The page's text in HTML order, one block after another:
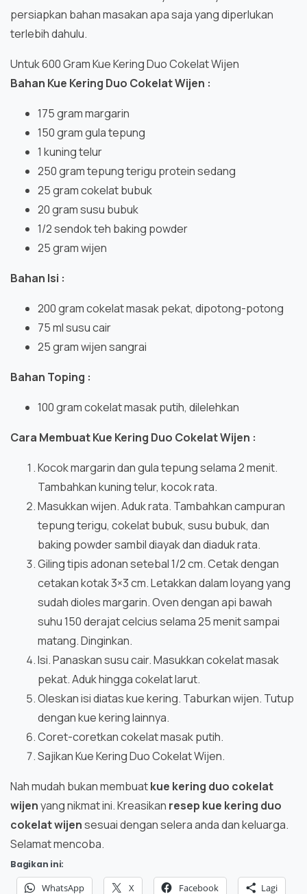
persiapkan bahan masakan apa saja yang diperlukan
terlebih dahulu.
Untuk 600 Gram Kue Kering Duo Cokelat Wijen
Bahan Kue Kering Duo Cokelat Wijen :
175 gram margarin
150 gram gula tepung
1 kuning telur
250 gram tepung terigu protein sedang
25 gram cokelat bubuk
20 gram susu bubuk
1/2 sendok teh baking powder
25 gram wijen
Bahan Isi :
200 gram cokelat masak pekat, dipotong-potong
75 ml susu cair
25 gram wijen sangrai
Bahan Toping :
100 gram cokelat masak putih, dilelehkan
Cara Membuat Kue Kering Duo Cokelat Wijen :
Kocok margarin dan gula tepung selama 2 menit.
Tambahkan kuning telur, kocok rata.
Masukkan wijen. Aduk rata. Tambahkan campuran
tepung terigu, cokelat bubuk, susu bubuk, dan
baking powder sambil diayak dan diaduk rata.
Giling tipis adonan setebal 1/2 cm. Cetak dengan
cetakan kotak 3×3 cm. Letakkan dalam loyang yang
sudah dioles margarin. Oven dengan api bawah
suhu 150 derajat celcius selama 25 menit sampai
matang. Dinginkan.
Isi. Panaskan susu cair. Masukkan cokelat masak
pekat. Aduk hingga cokelat larut.
Oleskan isi diatas kue kering. Taburkan wijen. Tutup
dengan kue kering lainnya.
Coret-coretkan cokelat masak putih.
Sajikan Kue Kering Duo Cokelat Wijen.
Nah mudah bukan membuatkue kering duo cokelat
wijenyang nikmat ini. Kreasikan resep kue kering duo
cokelat wijensesuai dengan selera anda dan keluarga.
Selamat mencoba.
Bagikan ini:
WhatsApp X Facebook Lagi